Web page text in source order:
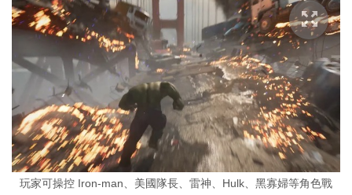
玩家可操控 Iron-man、美國隊長、雷神、Hulk、黑寡婦等角色戰